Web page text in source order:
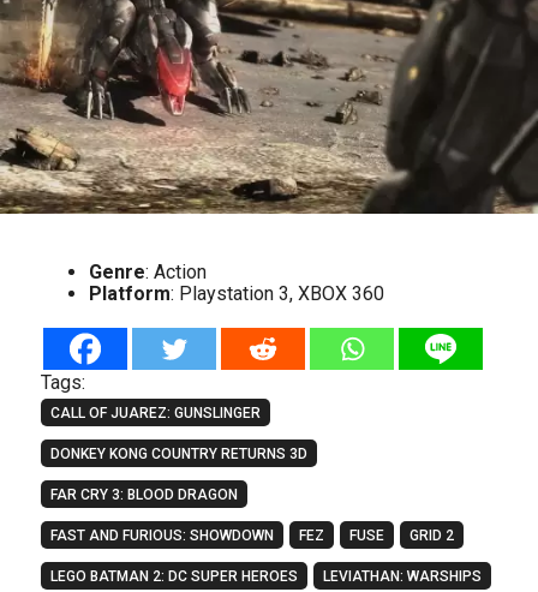
Genre: Action
Platform: Playstation 3, XBOX 360
Tags:
CALL OF JUAREZ: GUNSLINGER
DONKEY KONG COUNTRY RETURNS 3D
FAR CRY 3: BLOOD DRAGON
FAST AND FURIOUS: SHOWDOWN FEZ FUSE GRID 2
LEGO BATMAN 2: DC SUPER HEROES LEVIATHAN: WARSHIPS